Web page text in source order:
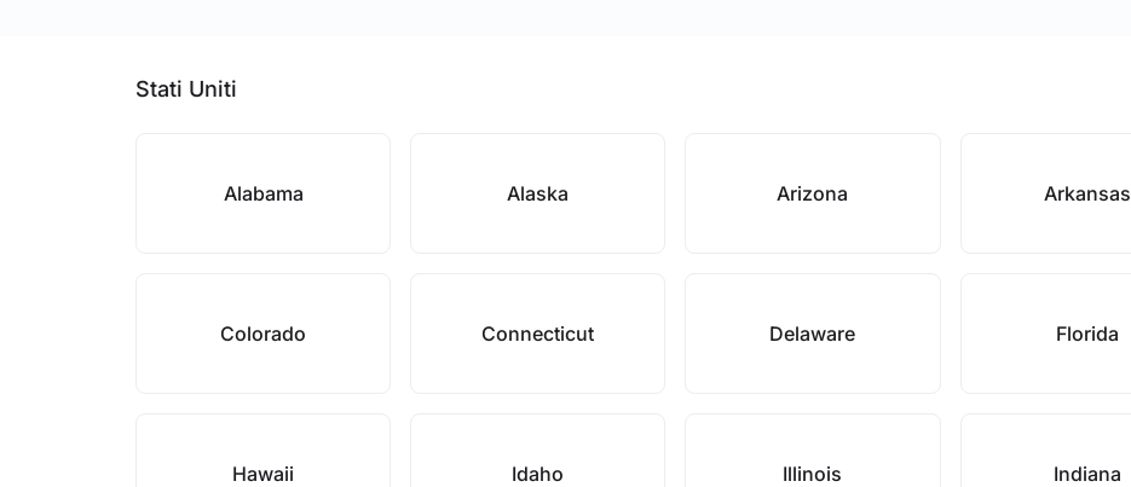
Stati Uniti
Alabama Alaska Arizona Arkansas
Colorado Connecticut Delaware Florida
Hawaii Idaho Illinois Indiana